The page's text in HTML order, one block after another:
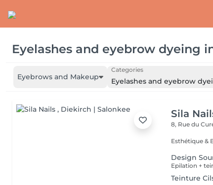
Eyelashes and eyebrow dyeing
Eyebrows and Makeup
Categories
Eyelashes and eyebrow
Sila
8, Rue du
Design
Epilation +
Teinture